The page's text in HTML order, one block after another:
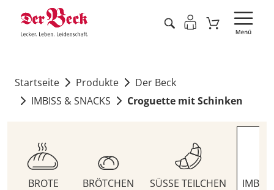
Startseite Produkte
Der Beck
IMBISS & SNACKS
Croguette mit Schinken
BROTE BRÖTCHEN SÜSSE TEILCHEN